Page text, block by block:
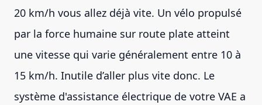
20 km/h vous allez déjà vite. Un vélo propulsé
par la force humaine sur route plate atteint
une vitesse qui varie généralement entre 10 à
15 km/h. Inutile d’aller plus vite donc. Le
système d'assistance électrique de votre VAE a